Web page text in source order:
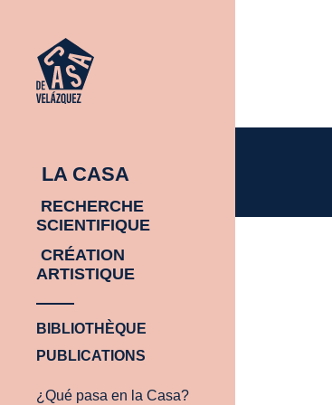
LA CASA
RECHERCHE
SCIENTIFIQUE
CRÉATION
ARTISTIQUE
BIBLIOTHÈQUE
PUBLICATIONS
¿Qué pasa en la Casa?